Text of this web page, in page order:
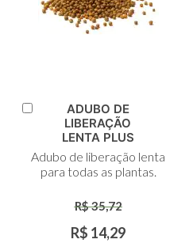
Adicionar
ADUBO DE
LIBERAÇÃO
LENTA PLUS
Adubo de liberação lenta
para todas as plantas.
R$ 35,72
R$ 14,29